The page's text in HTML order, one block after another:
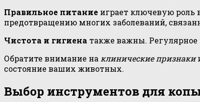
Правильное питание играет ключевую роль
предотвращению многих заболеваний,
Чистота и гигиена также важны.
Обратите внимание наклинические признаки
состояние ваших животных.
Выбор инструментов для